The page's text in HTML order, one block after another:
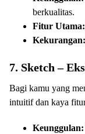
berkualitas.
Fitur Utama:
Kekurangan:
7. Sketch –
Bagi kamu yang
intuitif dan kaya
Keunggulan: